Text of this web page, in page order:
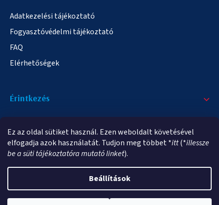
Ez az oldal sütiket használ. Ezen weboldalt követésével
elfogadja azok használatát. Tudjon meg többet *itt(*illessze
be a süti tájékoztatóra mutató linket).
Beállítások
Adatkezelési tájékoztató
Fogyasztóvédelmi tájékoztató
FAQ
Elérhetőségek
Érintkezés
info@elampa.hu
elampa.hu. Minden jog fenntartva.